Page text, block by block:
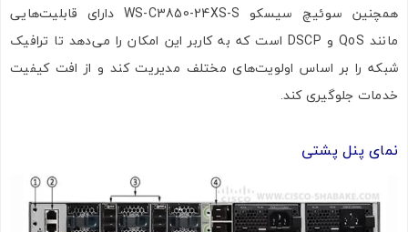
همچنین سوئیچ سیسکو WS-C3850-24XS-S دارای قابلیت‌هایی
مانند QoS و DSCP است که به کاربر این امکان را می‌دهد تا ترافیک
شبکه را بر اساس اولویت‌های مختلف مدیریت کند و از افت کیفیت
خدمات جلوگیری کند.
نمای پنل پشتی